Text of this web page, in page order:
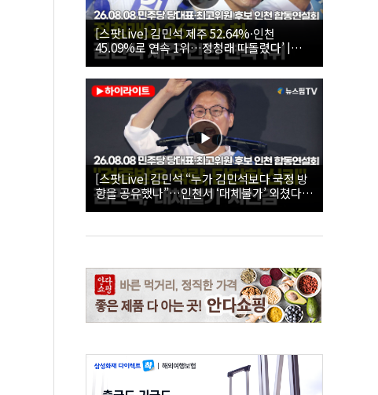
[스팟Live] 김민석 제주 52.64%·인천
45.09%로 연속 1위…정청래 따돌렸다’ |
26.08.08 더불어민주당 당대표·최고위원 후
보 인천 합동연설회
[스팟Live] 김민석 “누가 김민석보다 국정 방
향을 공유했나”…인천서 ‘대체불가’ 외쳤다 |
26.08.08 더불어민주당 당대표·최고위원 후